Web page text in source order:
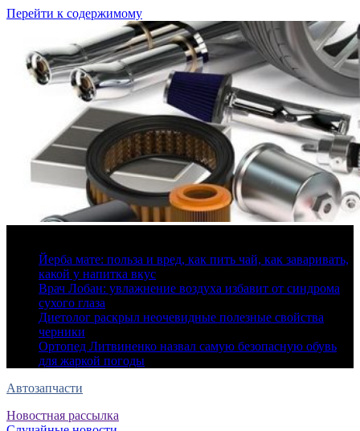
Перейти к содержимому
Йерба мате: польза и вред, как пить чай, как заваривать,
какой у напитка вкус
Врач Лобан: увлажнение воздуха избавит от синдрома
сухого глаза
Диетолог раскрыл неочевидные полезные свойства
черники
Ортопед Литвиненко назвал самую безопасную обувь
для жаркой погоды
Автозапчасти
Новостная рассылка